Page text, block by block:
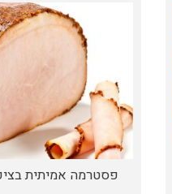
פסטרמה אמיתית